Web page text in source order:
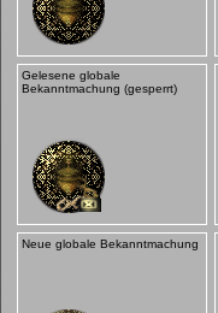
Gelesene globale
Bekanntmachung (gesperrt)
Neue globale Bekanntmachung